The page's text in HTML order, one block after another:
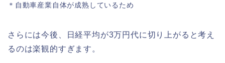
＊自動車産業自体が成熟しているため
さらには今後、日経平均が3万円代に切り上がると考え
るのは楽観的すぎます。